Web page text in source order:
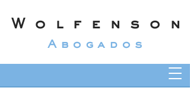
Wolfenson
Abogados